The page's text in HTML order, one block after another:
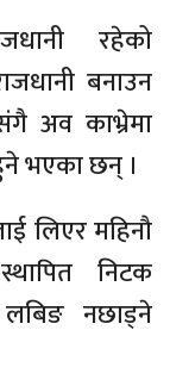
रहेको
बनाउन
अव काभ्रेमा
भएका छन् ।
लिएर महिनौ
निटक
लबिङ नछाड्ने